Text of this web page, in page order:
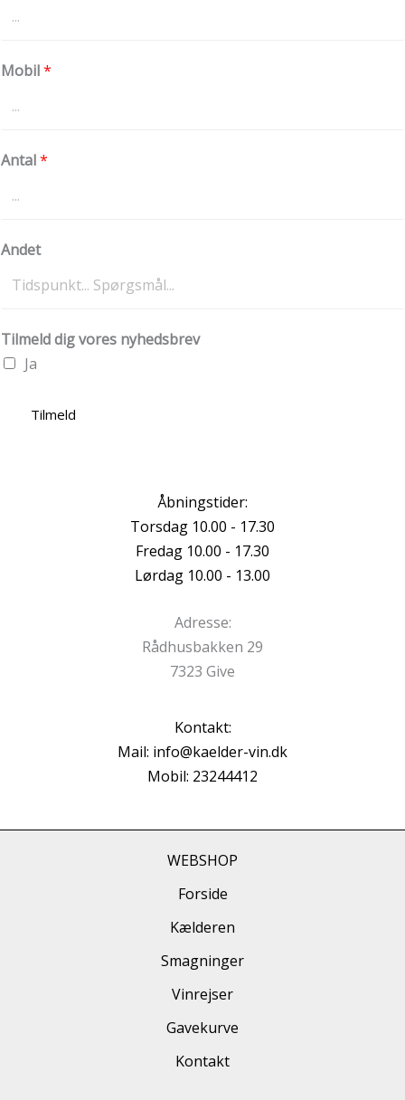
Mobil*
Antal*
Andet
Tilmeld dig vores nyhedsbrev
Ja
Tilmeld
Åbningstider:
Torsdag 10.00 - 17.30
Fredag 10.00 - 17.30
Lørdag 10.00 - 13.00
Adresse:
Rådhusbakken 29
7323 Give
Kontakt:
Mail: info@kaelder-vin.dk
Mobil: 23244412
WEBSHOP
Forside
Kælderen
Smagninger
Vinrejser
Gavekurve
Kontakt